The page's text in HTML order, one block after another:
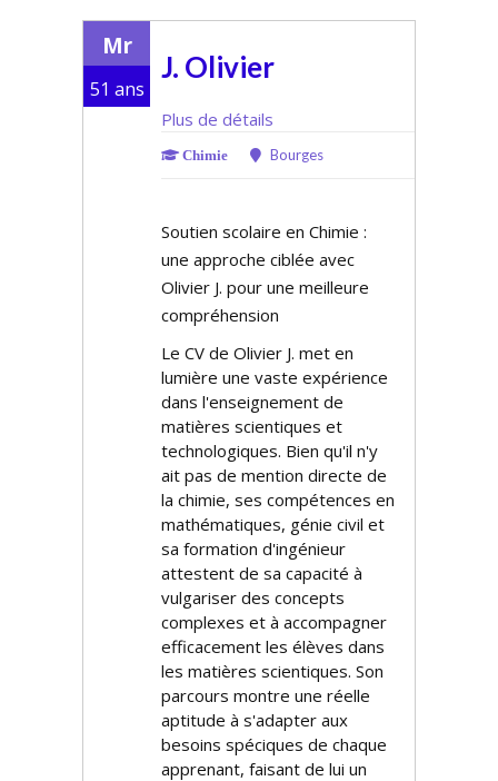
Mr
51 ans
J. Olivier
Plus de détails
Chimie Bourges
Soutien scolaire en Chimie :
une approche ciblée avec
Olivier J. pour une meilleure
compréhension
Le CV de Olivier J. met en
lumière une vaste expérience
dans l'enseignement de
matières scientifiques et
technologiques. Bien qu'il n'y
ait pas de mention directe de
la chimie, ses compétences en
mathématiques, génie civil et
sa formation d'ingénieur
attestent de sa capacité à
vulgariser des concepts
complexes et à accompagner
efficacement les élèves dans
les matières scientifiques. Son
parcours montre une réelle
aptitude à s'adapter aux
besoins spécifiques de chaque
apprenant, faisant de lui un